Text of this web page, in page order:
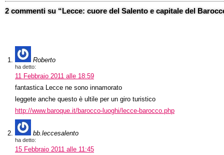
2 commenti su “Lecce: cuore del Salento e capitale del
Roberto
ha detto:
11 Febbraio 2011 alle 18:59
fantastica Lecce ne sono innamorato
leggete anche questo è ultile per un giro turistico
http://www.baroque.it/barocco-luoghi/lecce-barocco.php
bb.leccesalento
ha detto:
15 Febbraio 2011 alle 11:45